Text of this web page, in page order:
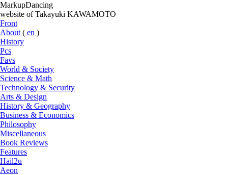
MarkupDancing
website of Takayuki KAWAMOTO
Front
About ( en )
History
Pcs
Favs
World & Society
Science & Math
Technology & Security
Arts & Design
History & Geography
Business & Economics
Philosophy
Miscellaneous
Book Reviews
Features
Hail2u
Aeon